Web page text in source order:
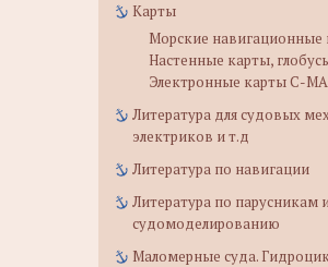
Карты
Морские навигационные
Настенные карты,
Электронные карты C-
Литература для судовых
электриков и т.д
Литература по навигации
Литература по парусникам
судомоделированию
Маломерные суда.